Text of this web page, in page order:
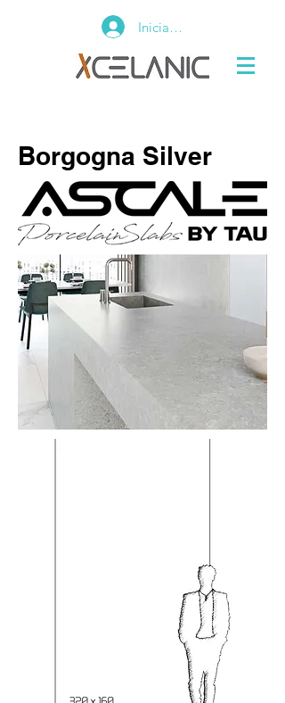
Iniciar sesión
Borgogna Silver